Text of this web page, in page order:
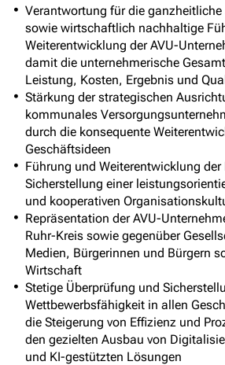
Verantwortung für die
sowie wirtschaftlich nachhaltige
Weiterentwicklung der AVU-
damit die unternehmerische
Leistung, Kosten, Ergebnis und
Stärkung der strategischen
kommunales
durch die konsequente
Geschäftsideen
Führung und Weiterentwicklung
Sicherstellung einer
und kooperativen
Repräsentation der AVU-
Ruhr-Kreis sowie gegenüber
Medien, Bürgerinnen und Bürgern
Wirtschaft
Stetige Überprüfung und
Wettbewerbsfähigkeit in allen
die Steigerung von Effizienz und
den gezielten Ausbau von
und KI-gestützten Lösungen